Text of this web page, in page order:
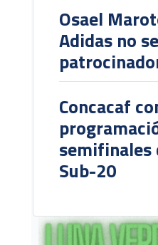
Osael
Adidas no
Concacaf
semifinales
Sub-20